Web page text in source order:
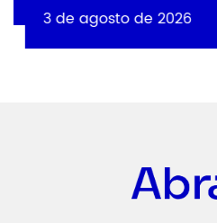
3 de agosto de 2026